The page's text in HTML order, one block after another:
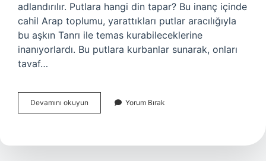
adlandırılır. Putlara hangi din tapar? Bu inanç içinde
cahil Arap toplumu, yarattıkları putlar aracılığıyla
bu aşkın Tanrı ile temas kurabileceklerine
inanıyorlardı. Bu putlara kurbanlar sunarak, onları
tavaf…
Devamını okuyun Putperestlik
Bir
Yorum Bırak